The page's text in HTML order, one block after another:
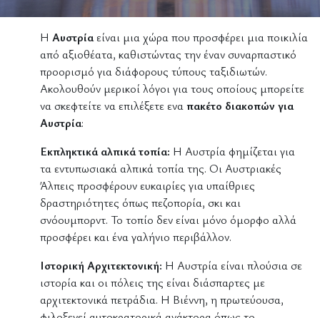
Η Αυστρίαείναι μια χώρα που προσφέρει μια ποικιλία
από αξιοθέατα, καθιστώντας την έναν συναρπαστικό
προορισμό για διάφορους τύπους ταξιδιωτών.
Ακολουθούν μερικοί λόγοι για τους οποίους μπορείτε
να σκεφτείτε να επιλέξετε εναπακέτο διακοπών για
Αυστρία:
Εκπληκτικά αλπικά τοπία: Η Αυστρία φημίζεται για
τα εντυπωσιακά αλπικά τοπία της. Οι Αυστριακές
Άλπεις προσφέρουν ευκαιρίες για υπαίθριες
δραστηριότητες όπως πεζοπορία, σκι και
σνόουμπορντ. Το τοπίο δεν είναι μόνο όμορφο αλλά
προσφέρει και ένα γαλήνιο περιβάλλον.
Ιστορική Αρχιτεκτονική: Η Αυστρία είναι πλούσια σε
ιστορία και οι πόλεις της είναι διάσπαρτες με
αρχιτεκτονικά πετράδια. Η Βιέννη, η πρωτεύουσα,